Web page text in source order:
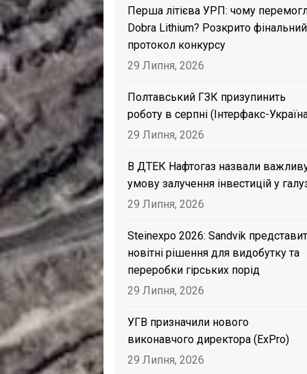
Перша літієва УРП: чому
Dobra Lithium? Розкрито фінальний
протокол конкурсу
29 Липня, 2026
Полтавський ГЗК призупинить
роботу в серпні (Інтерфакс-
29 Липня, 2026
В ДТЕК Нафтогаз назвали
умову залучення інвестицій у
29 Липня, 2026
Steinexpo 2026: Sandvik
новітні рішення для видобутку та
переробки гірських порід
29 Липня, 2026
УГВ призначили нового
виконавчого директора (ExPro)
29 Липня, 2026